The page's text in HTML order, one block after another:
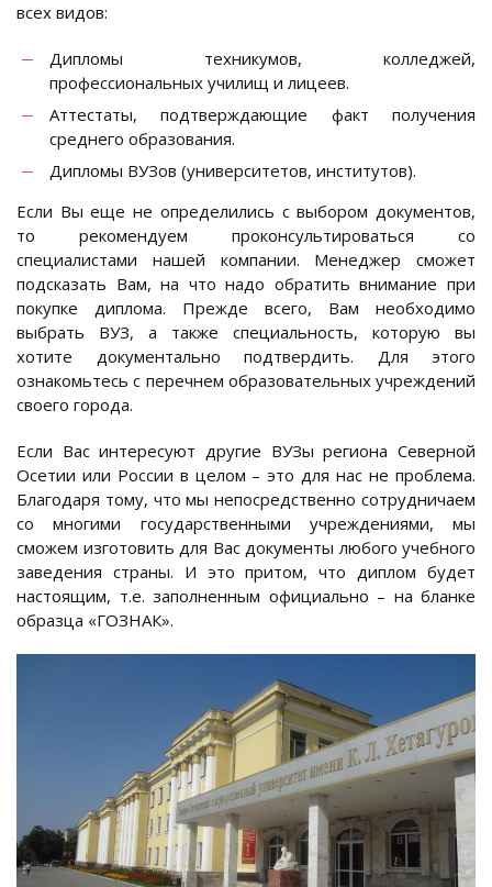
всех видов:
Дипломы техникумов, колледжей,
профессиональных училищ и лицеев.
Аттестаты, подтверждающие факт получения
среднего образования.
Дипломы ВУЗов (университетов, институтов).
Если Вы еще не определились с выбором документов,
то рекомендуем проконсультироваться со
специалистами нашей компании. Менеджер сможет
подсказать Вам, на что надо обратить внимание при
покупке диплома. Прежде всего, Вам необходимо
выбрать ВУЗ, а также специальность, которую вы
хотите документально подтвердить. Для этого
ознакомьтесь с перечнем образовательных учреждений
своего города.
Если Вас интересуют другие ВУЗы региона Северной
Осетии или России в целом – это для нас не проблема.
Благодаря тому, что мы непосредственно сотрудничаем
со многими государственными учреждениями, мы
сможем изготовить для Вас документы любого учебного
заведения страны. И это притом, что диплом будет
настоящим, т.е. заполненным официально – на бланке
образца «ГОЗНАК».